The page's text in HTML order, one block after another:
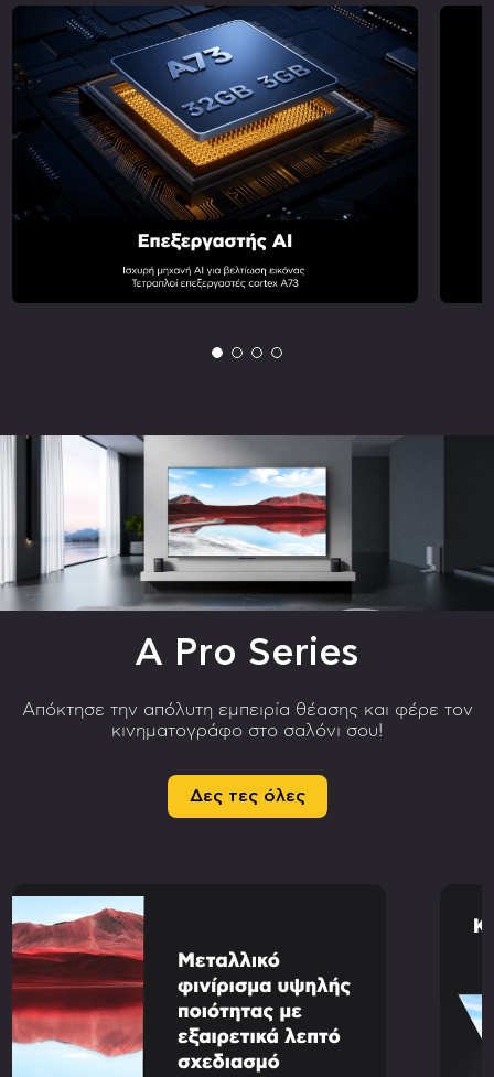
A Pro Series
Απόκτησε την απόλυτη εμπειρία θέασης και φέρε τον
κινηματογράφο στο σαλόνι σου!
Δες τες όλες